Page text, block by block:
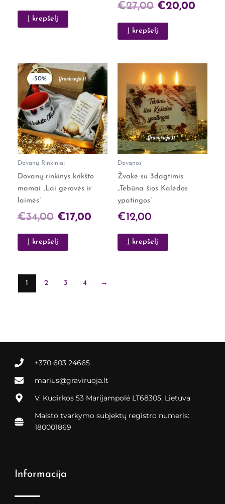
Į krepšelį
€27,00 €20,00
Į krepšelį
-50%
Dovanų Rinkiniai
Dovanų rinkinys krikšto
mamai „Lai gerovės ir
laimės”
€34,00
Original
price
was:
€34,00.
€17,00
Current
price
is:
€17,00.
Į krepšelį
Dovanos
Žvakė su 3dagtimis
„Tebūna šios Kalėdos
ypatingos”
€12,00
Į krepšelį
1 2 3 4 →
+370 603 24665
marius@graviruoja.lt
V. Kudirkos 53 Marijampolė LT68305, Lietuva
Maisto tvarkymo subjektų registro numeris:
180001869
Informacija